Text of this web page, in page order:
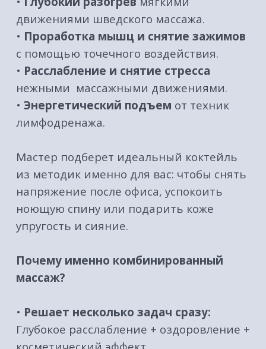
косметический эффект.
•Индивидуальный подход:Процедура
адаптируется под ваши запросы здесь и
сейчас.
•Не надоедает: Каждый сеанс уникален
и полон приятных сюрпризов для тела.
•Высокая эффективность: Сочетание
выраженный результат.
Здоровье тела и нервной системы — это
не разовый поход в салон, а система
заботы о себе. Регулярные сеансы
комбинированного массажа — это:
•Стойкое избавление от хронических
болейв теле.
•Управление стрессом:вы учите свое
тело быть в состоянии покоя.
Как часто?Для ощутимого и
долговременного результата мы